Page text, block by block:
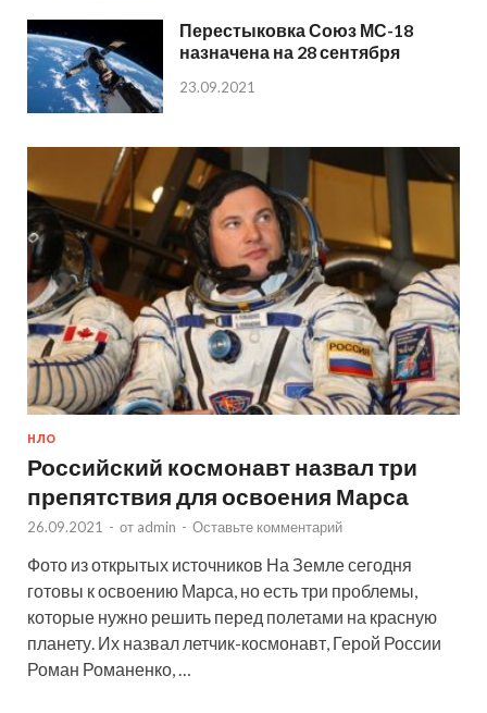
Перестыковка Союз МС-18
назначена на 28 сентября
23.09.2021
НЛО
Российский космонавт назвал три
препятствия для освоения Марса
26.09.2021 - от admin - Оставьте комментарий
Фото из открытых источников На Земле сегодня
готовы к освоению Марса, но есть три проблемы,
которые нужно решить перед полетами на красную
планету. Их назвал летчик-космонавт, Герой России
Роман Романенко, …